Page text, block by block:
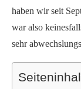
haben wir seit
war also
sehr